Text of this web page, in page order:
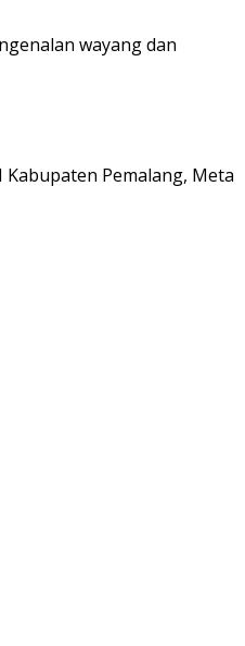
wayang dan
Pemalang, Meta